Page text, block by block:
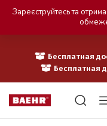
Бесплатная
Бесплатная
Зареєструйтесь та